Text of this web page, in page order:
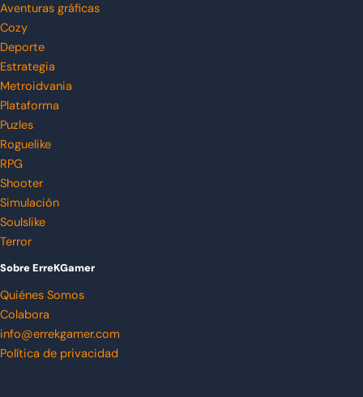
Aventuras gráficas
Cozy
Deporte
Estrategia
Metroidvania
Plataforma
Puzles
Roguelike
RPG
Shooter
Simulación
Soulslike
Terror
Sobre ErreKGamer
Quiénes Somos
Colabora
info@errekgamer.com
Política de privacidad